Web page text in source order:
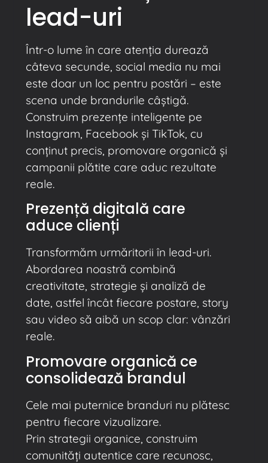
lead-uri
Într-o lume în care atenția durează
câteva secunde, social media nu mai
este doar un loc pentru postări – este
scena unde brandurile câștigă.
Construim prezențe inteligente pe
Instagram, Facebook și TikTok, cu
conținut precis, promovare organică și
campanii plătite care aduc rezultate
reale.
Prezență digitală care
aduce clienți
Transformăm urmăritorii în lead-uri.
Abordarea noastră combină
creativitate, strategie și analiză de
date, astfel încât fiecare postare, story
sau video să aibă un scop clar: vânzări
reale.
Promovare organică ce
consolidează brandul
Cele mai puternice branduri nu plătesc
pentru fiecare vizualizare.
Prin strategii organice, construim
comunități autentice care recunosc,